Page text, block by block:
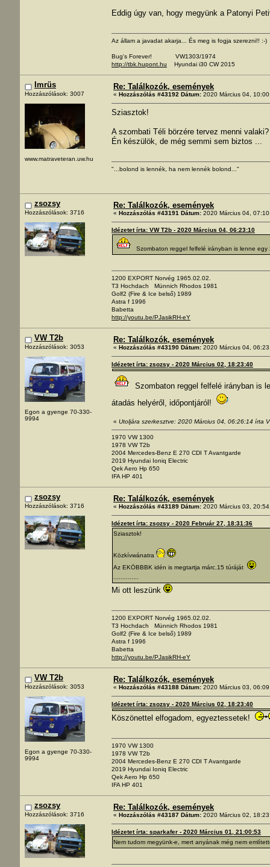
Eddig úgy van, hogy megyünk a Patonyi
Az állam a javadat akarja... És meg is fogja szerezni!! :-)
Bug's Forever! VW1303/1974
http://tbk.hupont.hu Hyundai i30 CW 2015
Imrüs
Hozzászólások: 3007
www.matraveteran.uw.hu
Re: Találkozók, események
« Hozzászólás #43192 Dátum: 2020 Március 04,
Sziasztok!
A szombati Téli börzére tervez menni valaki?
Én készülök, de még semmi sem biztos ...
"...bolond is lennék, ha nem lennék bolond..."
zsozsy
Hozzászólások: 3716
Re: Találkozók, események
« Hozzászólás #43191 Dátum: 2020 Március 04,
Idézetet írta: VW T2b - 2020 Március 04, 06:23:10
Szombaton reggel felfelé irányban is lenne egy
1200 EXPORT Norvég 1965.02.02.
T3 Hochdach Münnich Rhodos 1981
Golf2 (Fire & Ice belső) 1989
Astra f 1996
Babetta
http://youtu.be/PJasikRH-eY
VW T2b
Hozzászólások: 3053
Egon a gyenge 70-330-
9994
Re: Találkozók, események
« Hozzászólás #43190 Dátum: 2020 Március 04,
Idézetet írta: zsozsy - 2020 Március 02, 18:23:40
Szombaton reggel felfelé irányban is
átadás helyéről, időpontjáról!
« Utoljára szerkesztve: 2020 Március 04, 06:26:14 írta
1970 VW 1300
1978 VW T2b
2004 Mercedes-Benz E 270 CDI T Avantgarde
2019 Hyundai Ioniq Electric
Qek Aero Hp 650
IFA HP 401
zsozsy
Hozzászólások: 3716
Re: Találkozók, események
« Hozzászólás #43189 Dátum: 2020 Március 03,
Idézetet írta: zsozsy - 2020 Február 27, 18:31:36
Sziasztok!
Közkívwánatra
Az EKÖBBBK idén is megtartja márc.15 túráját
Mi ott leszünk
1200 EXPORT Norvég 1965.02.02.
T3 Hochdach Münnich Rhodos 1981
Golf2 (Fire & Ice belső) 1989
Astra f 1996
Babetta
http://youtu.be/PJasikRH-eY
VW T2b
Hozzászólások: 3053
Egon a gyenge 70-330-
9994
Re: Találkozók, események
« Hozzászólás #43188 Dátum: 2020 Március 03,
Idézetet írta: zsozsy - 2020 Március 02, 18:23:40
Köszönettel elfogadom, egyeztessetek!
1970 VW 1300
1978 VW T2b
2004 Mercedes-Benz E 270 CDI T Avantgarde
2019 Hyundai Ioniq Electric
Qek Aero Hp 650
IFA HP 401
zsozsy
Hozzászólások: 3716
Re: Találkozók, események
« Hozzászólás #43187 Dátum: 2020 Március 02,
Idézetet írta: sparkafer - 2020 Március 01, 21:00:53
Nem tudom megyünk-e, mert anyának még nem